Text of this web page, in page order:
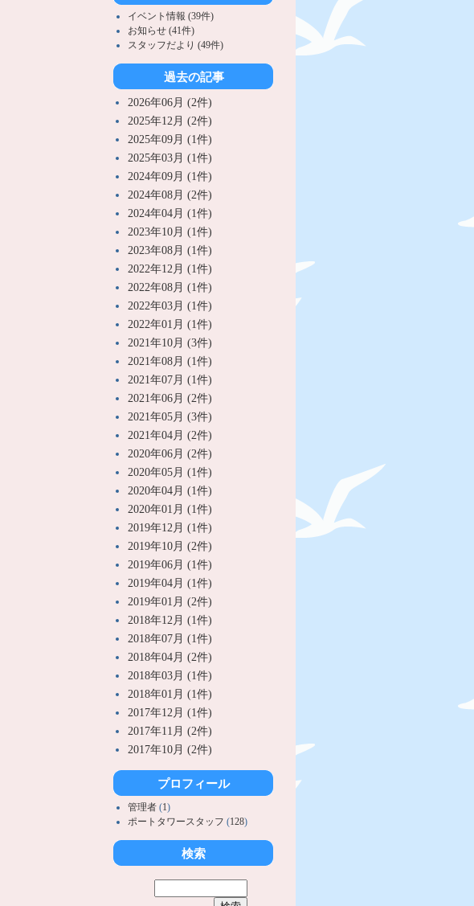
イベント情報 (39件)
お知らせ (41件)
スタッフだより (49件)
過去の記事
2026年06月 (2件)
2025年12月 (2件)
2025年09月 (1件)
2025年03月 (1件)
2024年09月 (1件)
2024年08月 (2件)
2024年04月 (1件)
2023年10月 (1件)
2023年08月 (1件)
2022年12月 (1件)
2022年08月 (1件)
2022年03月 (1件)
2022年01月 (1件)
2021年10月 (3件)
2021年08月 (1件)
2021年07月 (1件)
2021年06月 (2件)
2021年05月 (3件)
2021年04月 (2件)
2020年06月 (2件)
2020年05月 (1件)
2020年04月 (1件)
2020年01月 (1件)
2019年12月 (1件)
2019年10月 (2件)
2019年06月 (1件)
2019年04月 (1件)
2019年01月 (2件)
2018年12月 (1件)
2018年07月 (1件)
2018年04月 (2件)
2018年03月 (1件)
2018年01月 (1件)
2017年12月 (1件)
2017年11月 (2件)
2017年10月 (2件)
プロフィール
管理者 (1)
ポートタワースタッフ (128)
検索